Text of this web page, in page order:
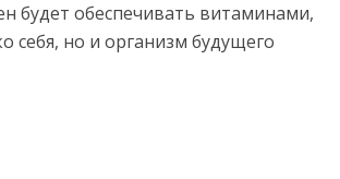
будет обеспечивать витаминами,
но и организм будущего